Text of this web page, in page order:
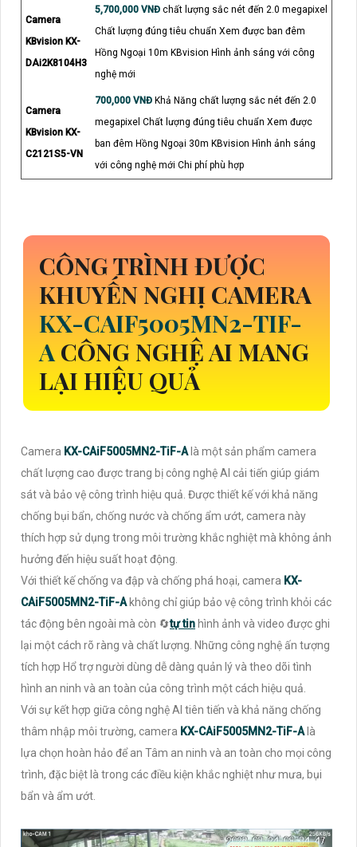
Camera
KBvision KX-
DAi2K8104H3
5,700,000 VNĐ chất lượng sắc nét đến 2.0 megapixel
Chất lượng đúng tiêu chuẩn Xem được ban đêm
Hồng Ngoại 10m KBvision Hình ảnh sáng với công
nghệ mới
Camera
KBvision KX-
C2121S5-VN
700,000 VNĐ Khả Năng chất lượng sắc nét đến 2.0
megapixel Chất lượng đúng tiêu chuẩn Xem được
ban đêm Hồng Ngoại 30m KBvision Hình ảnh sáng
với công nghệ mới Chi phí phù hợp
CÔNG TRÌNH ĐƯỢC
KHUYẾN NGHỊ CAMERA
KX-CAIF5005MN2-TIF-
ACÔNG NGHỆ AI MANG
LẠI HIỆU QUẢ
Camera KX-CAiF5005MN2-TiF-A là một sản phẩm camera
chất lượng cao được trang bị công nghệ AI cải tiến giúp giám
sát và bảo vệ công trình hiệu quả. Được thiết kế với khả năng
chống bụi bẩn, chống nước và chống ẩm ướt, camera này
thích hợp sử dụng trong môi trường khắc nghiệt mà không ảnh
hưởng đến hiệu suất hoạt động.
Với thiết kế chống va đập và chống phá hoại, camera KX-
CAiF5005MN2-TiF-A không chỉ giúp bảo vệ công trình khỏi các
tác động bên ngoài mà còn 🔄tự tin hình ảnh và video được ghi
lại một cách rõ ràng và chất lượng. Những công nghệ ấn tượng
tích hợp Hổ trợ người dùng dễ dàng quản lý và theo dõi tình
hình an ninh và an toàn của công trình một cách hiệu quả.
Với sự kết hợp giữa công nghệ AI tiên tiến và khả năng chống
thâm nhập môi trường, camera KX-CAiF5005MN2-TiF-A là
lựa chọn hoàn hảo để an Tâm an ninh và an toàn cho mọi công
trình, đặc biệt là trong các điều kiện khắc nghiệt như mưa, bụi
bẩn và ẩm ướt.